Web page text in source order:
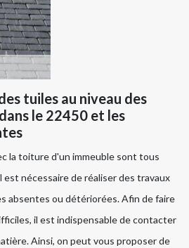
tuiles au niveau des
le 22450 et les
la toiture d'un immeuble sont tous
nécessaire de réaliser des travaux
absentes ou détériorées. Afin de faire
il est indispensable de contacter
Ainsi, on peut vous proposer de